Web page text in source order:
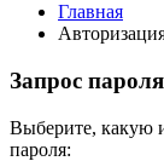
Главная
Запрос пароля
Выберите, какую
пароля: